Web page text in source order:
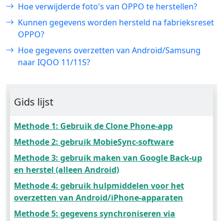
Gids lijst
Methode 1: Gebruik de Clone Phone-app
Methode 2: gebruik MobieSync-software
Methode 3: gebruik maken van Google Back-up
en herstel (alleen Android)
Methode 4: gebruik hulpmiddelen voor het
overzetten van Android/iPhone-apparaten
Methode 5: gegevens synchroniseren via
Hoe verwijderde foto's van OPPO te herstellen?
Kunnen gegevens worden hersteld na fabrieksreset
OPPO?
Hoe gegevens overzetten van Android/Samsung
naar IQOO 11/11S?